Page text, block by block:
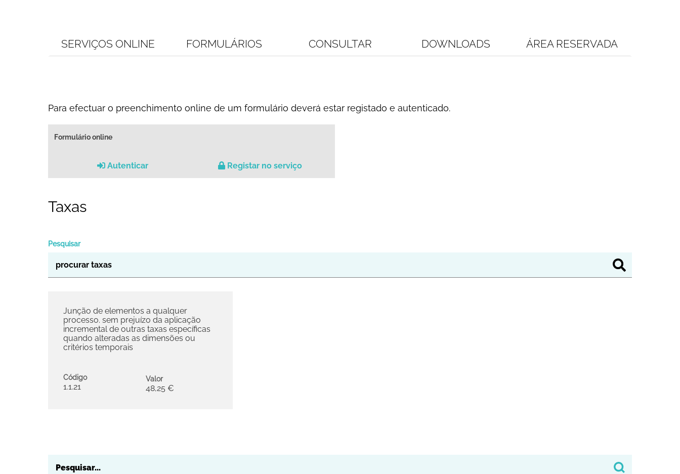
SERVIÇOS ONLINE FORMULÁRIOS CONSULTAR DOWNLOADS ÁREA RESERVADA
Para efectuar o preenchimento online de um formulário deverá estar registado e autenticado.
Formulário online
Autenticar Registar no serviço
Taxas
Pesquisar
Código
1.1.21
Junção de elementos a qualquer
processo. sem prejuízo da aplicação
incremental de outras taxas específicas
quando alteradas as dimensões ou
critérios temporais
Valor
48,25 €